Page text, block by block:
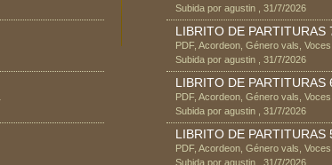
Subida por agustin 31/7/2026
LIBRITO DE PARTITURAS
PDF, Acordeon , Género vals , Voces
Subida por agustin 31/7/2026
LIBRITO DE PARTITURAS
PDF, Acordeon , Género vals , Voces
Subida por agustin 31/7/2026
LIBRITO DE PARTITURAS
PDF, Acordeon , Género vals , Voces
Subida por agustin 31/7/2026